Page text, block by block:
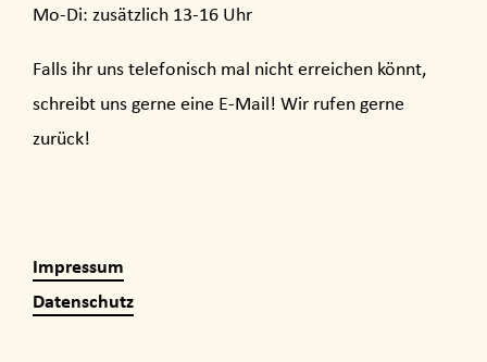
Mo-Di: zusätzlich 13-16 Uhr
Falls ihr uns telefonisch mal nicht erreichen könnt,
schreibt uns gerne eine E-Mail! Wir rufen gerne
zurück!
Impressum
Datenschutz